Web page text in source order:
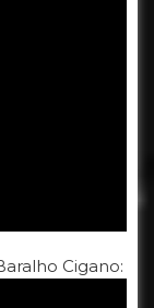
Cigano: